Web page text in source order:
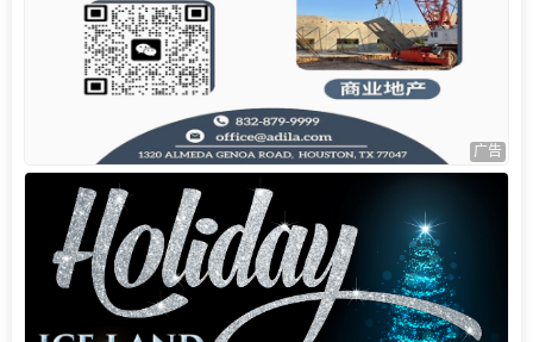
广告